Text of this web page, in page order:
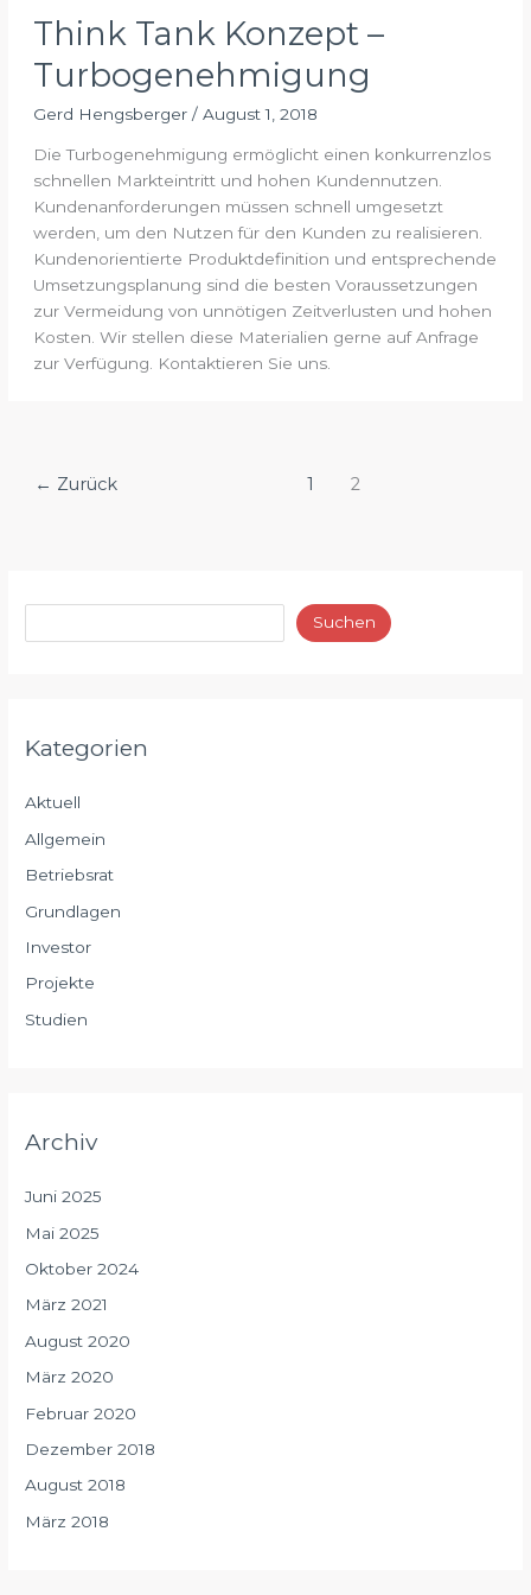
Think Tank Konzept –
Turbogenehmigung
Gerd Hengsberger / August 1, 2018
Die Turbogenehmigung ermöglicht einen konkurrenzlos
schnellen Markteintritt und hohen Kundennutzen.
Kundenanforderungen müssen schnell umgesetzt
werden, um den Nutzen für den Kunden zu realisieren.
Kundenorientierte Produktdefinition und entsprechende
Umsetzungsplanung sind die besten Voraussetzungen
zur Vermeidung von unnötigen Zeitverlusten und hohen
Kosten. Wir stellen diese Materialien gerne auf Anfrage
zur Verfügung. Kontaktieren Sie uns.
← Zurück 1 2
Suchen
Kategorien
Aktuell
Allgemein
Betriebsrat
Grundlagen
Investor
Projekte
Studien
Archiv
Juni 2025
Mai 2025
Oktober 2024
März 2021
August 2020
März 2020
Februar 2020
Dezember 2018
August 2018
März 2018